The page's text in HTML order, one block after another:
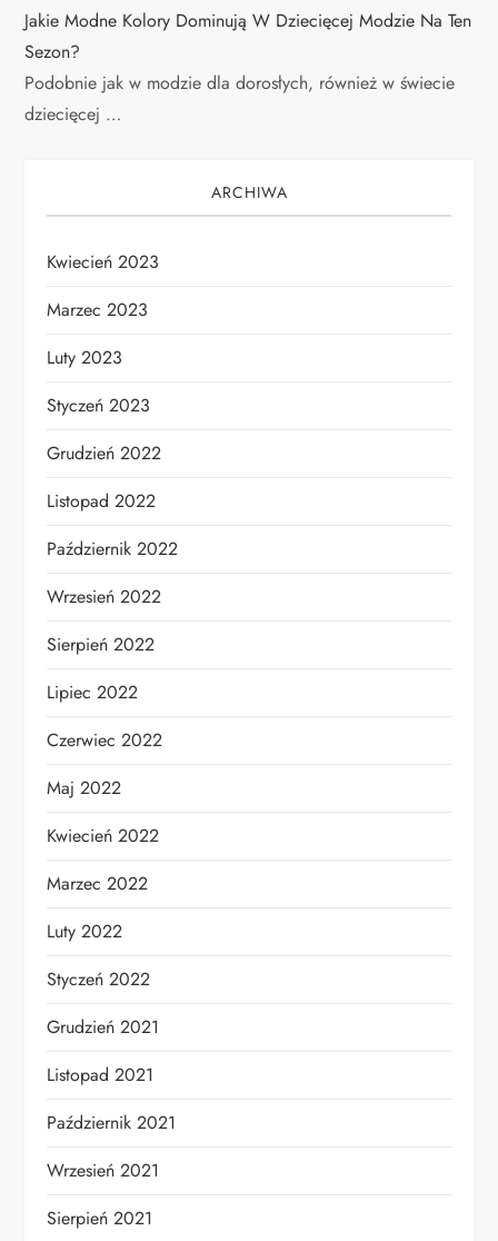
Jakie Modne Kolory Dominują W Dziecięcej Modzie Na Ten
Sezon?
Podobnie jak w modzie dla dorosłych, również w świecie
dziecięcej …
ARCHIWA
Kwiecień 2023
Marzec 2023
Luty 2023
Styczeń 2023
Grudzień 2022
Listopad 2022
Październik 2022
Wrzesień 2022
Sierpień 2022
Lipiec 2022
Czerwiec 2022
Maj 2022
Kwiecień 2022
Marzec 2022
Luty 2022
Styczeń 2022
Grudzień 2021
Listopad 2021
Październik 2021
Wrzesień 2021
Sierpień 2021